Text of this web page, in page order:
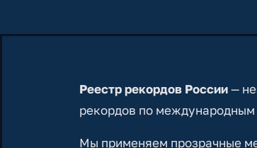
Реестр рекордов России—
рекордов по международным
Мы применяем прозрачные